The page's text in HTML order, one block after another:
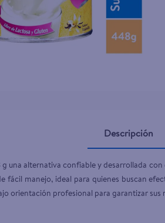
Descripción
una alternativa confiable y desarrollada
manejo, ideal para quienes buscan
orientación profesional para garantizar sus
. pollo norteño